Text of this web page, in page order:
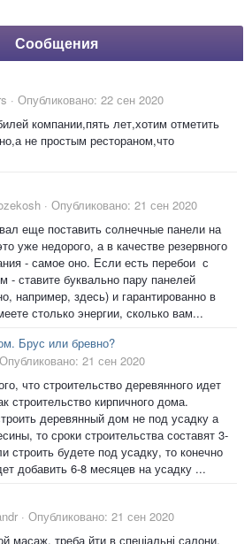
Сообщения
· Опубликовано: 22 сен 2020
компании,пять лет,хотим отметить
не простым рестораном,что
· Опубликовано: 21 сен 2020
еще поставить солнечные панели на
уже недорого, а в качестве резервного
- самое оно. Если есть перебои с
- ставите буквально пару панелей
например, здесь) и гарантированно в
столько энергии, сколько вам...
Брус или бревно?
Опубликовано: 21 сен 2020
что строительство деревянного идет
строительство кирпичного дома.
деревянный дом не под усадку а
то сроки строительства составят 3-
строить будете под усадку, то конечно
добавить 6-8 месяцев на усадку ...
· Опубликовано: 21 сен 2020
масаж, треба йти в спеціальні салони.